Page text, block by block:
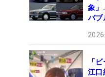
象」
バブ
「
江口